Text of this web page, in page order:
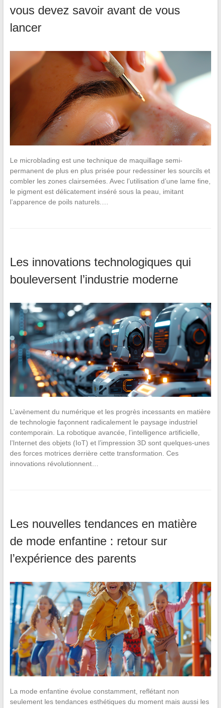
vous devez savoir avant de vous
lancer
Le microblading est une technique de maquillage semi-
permanent de plus en plus prisée pour redessiner les sourcils et
combler les zones clairsemées. Avec l’utilisation d’une lame fine,
le pigment est délicatement inséré sous la peau, imitant
l’apparence de poils naturels.…
Les innovations technologiques qui
bouleversent l’industrie moderne
L’avènement du numérique et les progrès incessants en matière
de technologie façonnent radicalement le paysage industriel
contemporain. La robotique avancée, l’intelligence artificielle,
l’Internet des objets (IoT) et l’impression 3D sont quelques-unes
des forces motrices derrière cette transformation. Ces
innovations révolutionnent…
Les nouvelles tendances en matière
de mode enfantine : retour sur
l’expérience des parents
La mode enfantine évolue constamment, reflétant non
seulement les tendances esthétiques du moment mais aussi les